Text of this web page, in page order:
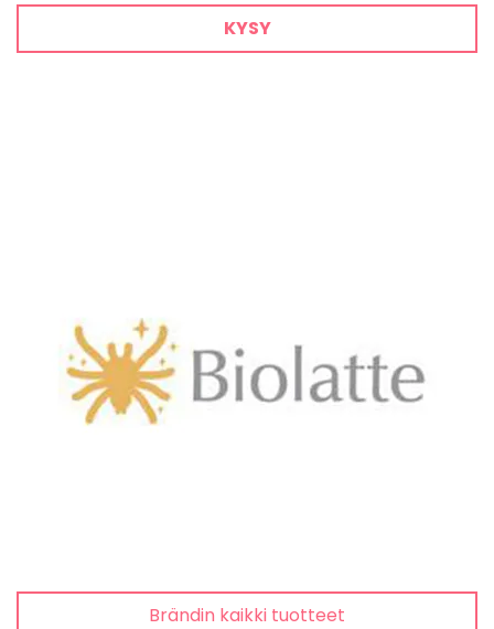
KYSY
Brändin kaikki tuotteet